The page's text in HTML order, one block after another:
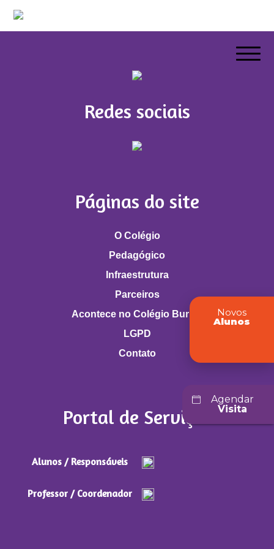
Novos
Alunos
Agendar
Visita
Redes sociais
Páginas do site
O Colégio
Pedagógico
Infraestrutura
Parceiros
Acontece no Colégio Buritis
LGPD
Contato
Portal de Serviços
Alunos / Responsáveis
Professor / Coordenador